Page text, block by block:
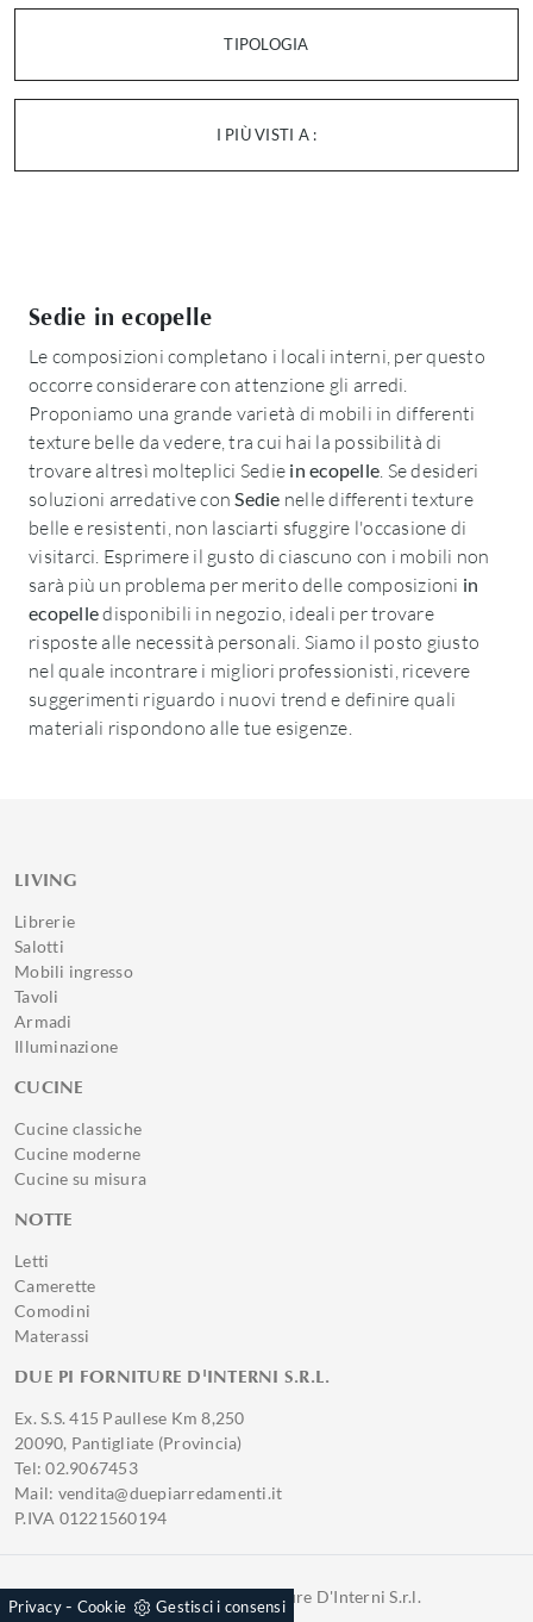
TIPOLOGIA
I PIÙ VISTI A :
Sedie in ecopelle
Le composizioni completano i locali interni, per questo
occorre considerare con attenzione gli arredi.
Proponiamo una grande varietà di mobili in differenti
texture belle da vedere, tra cui hai la possibilità di
trovare altresì molteplici Sedie in ecopelle. Se desideri
soluzioni arredative conSedie nelle differenti texture
belle e resistenti, non lasciarti sfuggire l'occasione di
visitarci. Esprimere il gusto di ciascuno con i mobili non
sarà più un problema per merito delle composizioni in
ecopelledisponibili in negozio, ideali per trovare
risposte alle necessità personali. Siamo il posto giusto
nel quale incontrare i migliori professionisti, ricevere
suggerimenti riguardo i nuovi trend e definire quali
materiali rispondono alle tue esigenze.
LIVING
Librerie
Salotti
Mobili ingresso
Tavoli
Armadi
Illuminazione
CUCINE
Cucine classiche
Cucine moderne
Cucine su misura
NOTTE
Letti
Camerette
Comodini
Materassi
DUE PI FORNITURE D'INTERNI S.R.L.
Ex. S.S. 415 Paullese Km 8,250
20090, Pantigliate (Provincia)
Tel: 02.9067453
Mail: vendita@duepiarredamenti.it
P.IVA 01221560194
© 2026 - Due Pi Forniture D'Interni S.r.l.
Privacy- Cookie Gestisci i consensi